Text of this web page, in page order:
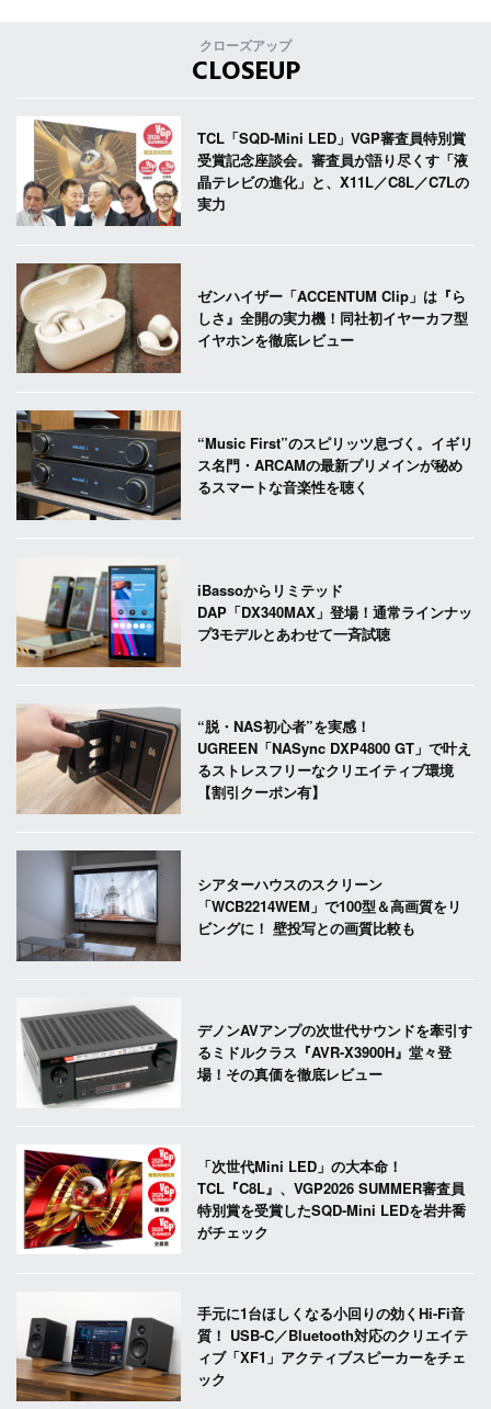
クローズアップ
CLOSEUP
TCL「SQD-Mini LED」VGP審査員特別賞
受賞記念座談会。審査員が語り尽くす「液
晶テレビの進化」と、X11L／C8L／C7Lの
実力
ゼンハイザー「ACCENTUM Clip」は『ら
しさ』全開の実力機！同社初イヤーカフ型
イヤホンを徹底レビュー
“Music First”のスピリッツ息づく。イギリ
ス名門・ARCAMの最新プリメインが秘め
るスマートな音楽性を聴く
iBassoからリミテッド
DAP「DX340MAX」登場！通常ラインナッ
プ3モデルとあわせて一斉試聴
“脱・NAS初心者”を実感！
UGREEN「NASync DXP4800 GT」で叶え
るストレスフリーなクリエイティブ環境
【割引クーポン有】
シアターハウスのスクリーン
「WCB2214WEM」で100型＆高画質をリ
ビングに！ 壁投写との画質比較も
デノンAVアンプの次世代サウンドを牽引す
るミドルクラス『AVR-X3900H』堂々登
場！その真価を徹底レビュー
「次世代Mini LED」の大本命！
TCL『C8L』、VGP2026 SUMMER審査員
特別賞を受賞したSQD-Mini LEDを岩井喬
がチェック
手元に1台ほしくなる小回りの効くHi-Fi音
質！ USB-C／Bluetooth対応のクリエイテ
ィブ「XF1」アクティブスピーカーをチェ
ック